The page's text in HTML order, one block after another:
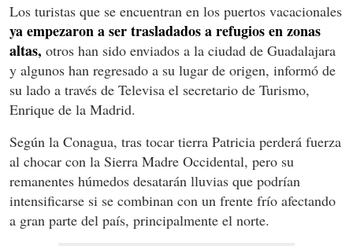
Los turistas que se encuentran en los puertos vacacionales
ya empezaron a ser trasladados a refugios en zonas
altas, otros han sido enviados a la ciudad de Guadalajara
y algunos han regresado a su lugar de origen, informó de
su lado a través de Televisa el secretario de Turismo,
Enrique de la Madrid.
Según la Conagua, tras tocar tierra Patricia perderá fuerza
al chocar con la Sierra Madre Occidental, pero su
remanentes húmedos desatarán lluvias que podrían
intensificarse si se combinan con un frente frío afectando
a gran parte del país, principalmente el norte.